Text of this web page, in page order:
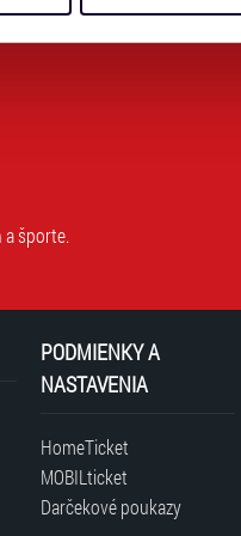
stránky v záložce
a športe.
PODMIENKY A
NASTAVENIA
HomeTicket
MOBILticket
Darčekové poukazy